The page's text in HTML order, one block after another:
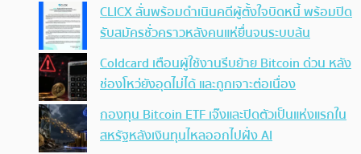
CLICX ลั่นพร้อมดำเนินคดีผู้ตั้งใจบิดหนี้ พร้อมปิด
รับสมัครชั่วคราวหลังคนแห่ยื่นจนระบบล้น
Coldcard เตือนผู้ใช้งานรีบย้าย Bitcoin ด่วน หลัง
ช่องโหว่ยังอุดไม่ได้ และถูกเจาะต่อเนื่อง
กองทุน Bitcoin ETF เจ๊งและปิดตัวเป็นแห่งแรกใน
สหรัฐหลังเงินทุนไหลออกไปฝั่ง AI